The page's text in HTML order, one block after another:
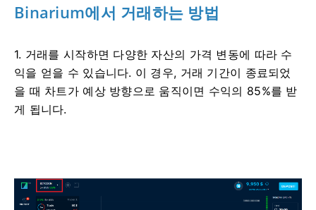
Binarium에서 거래하는 방법
1. 거래를 시작하면 다양한 자산의 가격 변동에 따라 수
익을 얻을 수 있습니다. 이 경우, 거래 기간이 종료되었
을 때 차트가 예상 방향으로 움직이면 수익의 85%를 받
게 됩니다.